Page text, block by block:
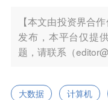
【本文由投资界合
发布，本平台仅提
题，请联系（
大数据 计算机